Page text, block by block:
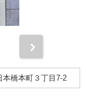
本橋本町３丁目7-2